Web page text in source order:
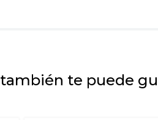
también te puede